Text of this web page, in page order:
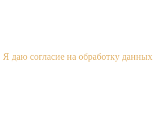
Я даю согласие на обработку данных